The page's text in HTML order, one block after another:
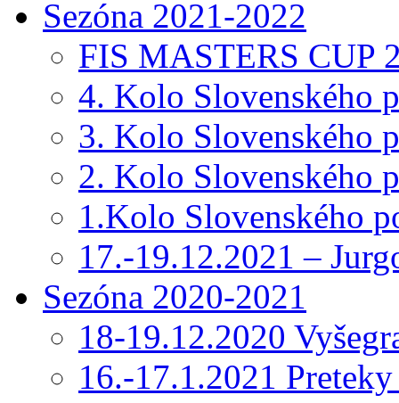
Sezóna 2021-2022
FIS MASTERS CUP
4. Kolo Slovenského
3. Kolo Slovenského
2. Kolo Slovenského
1.Kolo Slovenského
17.-19.12.2021 –
Sezóna 2020-2021
18-19.12.2020
16.-17.1.2021